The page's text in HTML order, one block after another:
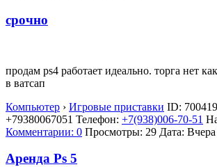
срочно
продам ps4 работает идеально. торга нет
в ватсап
Компьютер › Игровые приставки ID:
+79380067051 Телефон: +7(938)006-70-51
Комментарии: 0 Просмотры: 29 Дата:
Аренда Ps 5